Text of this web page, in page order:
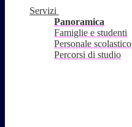
Servizi
Panoramica
Famiglie e studenti
Personale scolastico
Percorsi di studio